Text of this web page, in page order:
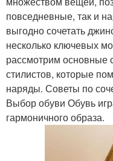
повседневные, так и
выгодно сочетать
несколько ключевых
рассмотрим основные
стилистов, которые
наряды. Советы по
Выбор обуви Обувь
гармоничного образа.